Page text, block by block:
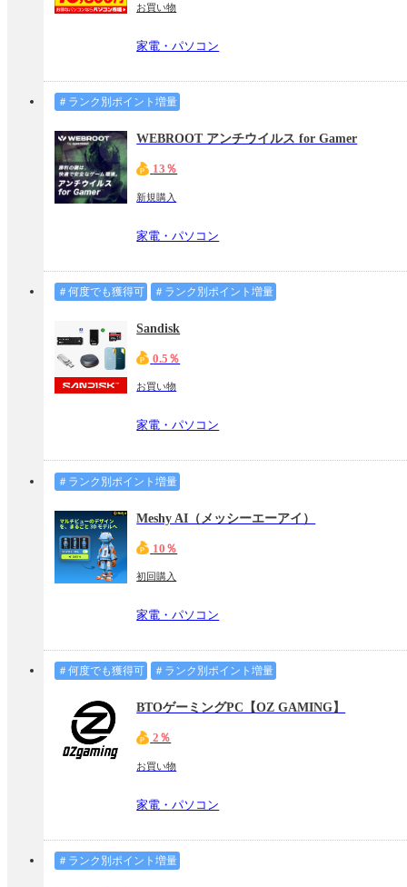
お買い物
家電・パソコン
＃ランク別ポイント増量
WEBROOT アンチウイルス for Gamer
13％
新規購入
家電・パソコン
＃何度でも獲得可 ＃ランク別ポイント増量
Sandisk
0.5％
お買い物
家電・パソコン
＃ランク別ポイント増量
Meshy AI（メッシーエーアイ）
10％
初回購入
家電・パソコン
＃何度でも獲得可 ＃ランク別ポイント増量
BTOゲーミングPC【OZ GAMING】
2％
お買い物
家電・パソコン
＃ランク別ポイント増量